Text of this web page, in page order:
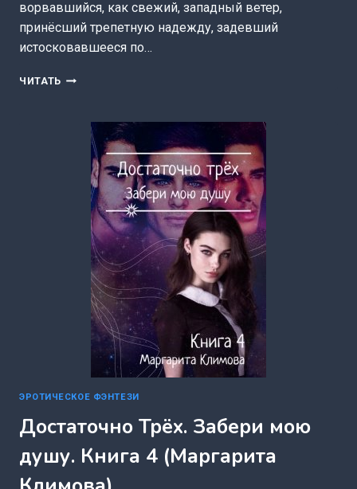
ворвавшийся, как свежий, западный ветер,
принёсший трепетную надежду, задевший
истосковавшееся по…
ЧИТАТЬ РАЗ,
ЧЕТЫРЕ,
ПЯТЬ.
БУДЕМ
ТЕБЯ…
КНИГА
(МАРГАРИТА
КЛИМОВА)
ЭРОТИЧЕСКОЕ ФЭНТЕЗИ
Достаточно Трёх. Забери мою
душу. Книга 4 (Маргарита